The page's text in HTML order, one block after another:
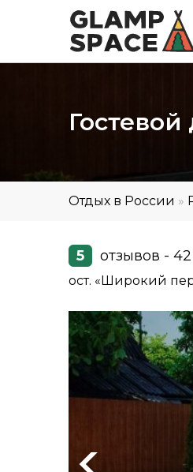
Отдых в России »
5 отзывов - 42
ост. «Широкий
Previous